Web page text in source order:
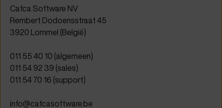
Cafca Software NV
Rembert Dodoensstraat 45
3920 Lommel (België)
011 55 40 10 (algemeen)
011 54 92 39 (sales)
011 54 70 16 (support)
info@cafcasoftware.be